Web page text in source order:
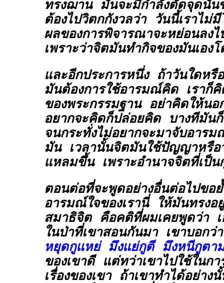
ทรงฌาน มันจะมีกำลังตัดจุดนั้น
ต้องไปวิตกกังวลว่า วันนี้เราไม่
ผลของการพิจารณาจะหย่อนลงไ
เพราะว่าจิตมันทำกิจของมันเอง
และอีกประการหนึ่ง ถ้าวันใดหรื
มันต้องการใช้อารมณ์คิด เราก็คิ
ของพระกรรมฐาน อย่าคิดให้น
อยากจะคิดก็ปล่อยคิด บางทีมันก็
จนกระทั่งไม่อยากจะมาจับอาร
มัน เวลานั้นจิตมันใช้ปัญญาหรื
แหลมขึ้น เพราะอำนาจจิตที่เป็น
ตอนต่อที่จะพูดอย่างอื่นต่อไปขอ
อารมณ์ใจของเรานี่ ให้มันทรงอ
สมาธิจิต คือคติที่ผมเคยพูดว่า
ในป่าที่เขาสอนกันมา เขาบอก
หยุดกูแหย่ มึงแย่กูตี มึงหนีกูตา
ของเขาดี แต่ทว่าเขาไปใช้ในก
เรื่องของเขา ถ้าเขาทำได้อย่า